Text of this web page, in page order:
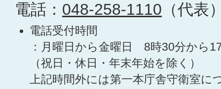
電話： 048-258-1110 （代表
電話受付時間
：月曜日から金曜日 8時30分から
（祝日・休日・年末年始を除く）
上記時間外には第一本庁舎守衛室に